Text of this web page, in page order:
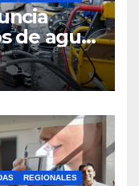
de agua
y
REGIONALES